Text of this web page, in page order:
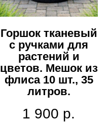
Горшок тканевый
с ручками для
растений и
цветов. Мешок из
флиса 10 шт., 35
литров.
1 900 р.